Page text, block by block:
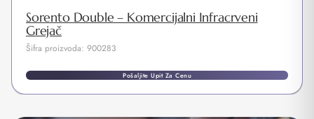
Sorento Double – Komercijalni Infracrveni
Grejač
Šifra proizvoda: 900283
Pošaljite Upit Za Cenu